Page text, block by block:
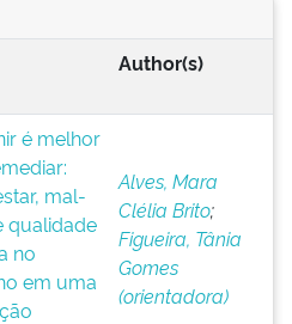
Author(s)
é melhor
mal-
qualidade
no
em uma
Alves, Mara
Clélia Brito;
Figueira, Tânia
Gomes
(orientadora)